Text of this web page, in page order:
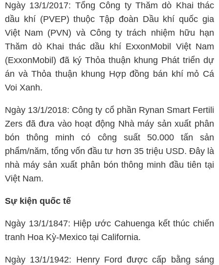
Ngày 13/1/2017: Tổng Công ty Thăm dò Khai thác
dầu khí (PVEP) thuộc Tập đoàn Dầu khí quốc gia
Việt Nam (PVN) và Công ty trách nhiệm hữu hạn
Thăm dò Khai thác dầu khí ExxonMobil Việt Nam
(ExxonMobil) đã ký Thỏa thuận khung Phát triển dự
án và Thỏa thuận khung Hợp đồng bán khí mỏ Cá
Voi Xanh.
Ngày 13/1/2018: Công ty cổ phần Rynan Smart Fertili
Zers đã đưa vào hoạt động Nhà máy sản xuất phân
bón thông minh có công suất 50.000 tấn sản
phẩm/năm, tổng vốn đầu tư hơn 35 triệu USD. Đây là
nhà máy sản xuất phân bón thông minh đầu tiên tại
Việt Nam.
Sự kiện quốc tế
Ngày 13/1/1847: Hiệp ước Cahuenga kết thúc chiến
tranh Hoa Kỳ-Mexico tại California.
Ngày 13/1/1942: Henry Ford được cấp bằng sáng